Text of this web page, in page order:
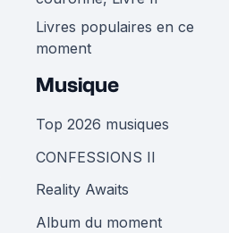
Livres populaires en ce
moment
Musique
Top 2026 musiques
CONFESSIONS II
Reality Awaits
Album du moment